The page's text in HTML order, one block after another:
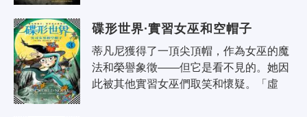
碟形世界·實習女巫和空帽子
蒂凡尼獲得了一頂尖頂帽，作為女巫的魔
法和榮譽象徵——但它是看不見的。她因
此被其他實習女巫們取笑和懷疑。「虛